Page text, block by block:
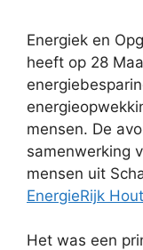
Energiek en Opgewekt Eiland van Schalkwijk
heeft op 28
mensen. De
samenwerking
mensen uit
EnergieRijk
Het was een prima bijeenkomst die nieuwe